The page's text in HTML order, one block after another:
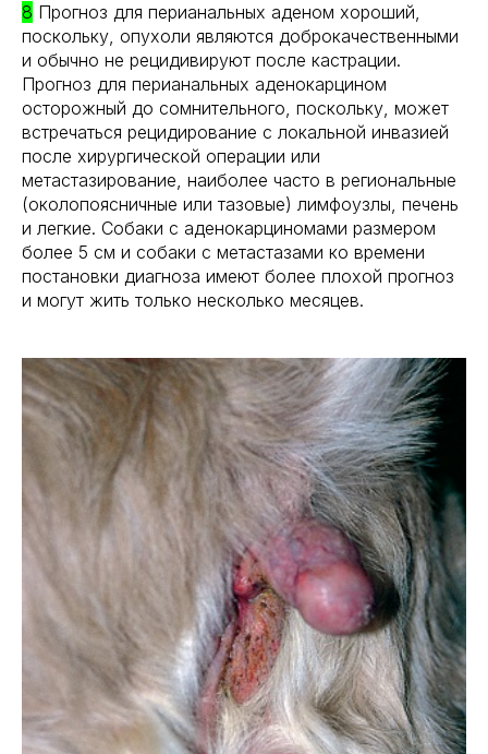
8 Прогноз для перианальных аденом хороший,
поскольку, опухоли являются доброкачественными
и обычно не рецидивируют после кастрации.
Прогноз для перианальных аденокарцином
осторожный до сомнительного, поскольку, может
встречаться рецидирование с локальной инвазией
после хирургической операции или
метастазирование, наиболее часто в региональные
(околопоясничные или тазовые) лимфоузлы, печень
и легкие. Собаки с аденокарциномами размером
более 5 см и собаки с метастазами ко времени
постановки диагноза имеют более плохой прогноз
и могут жить только несколько месяцев.